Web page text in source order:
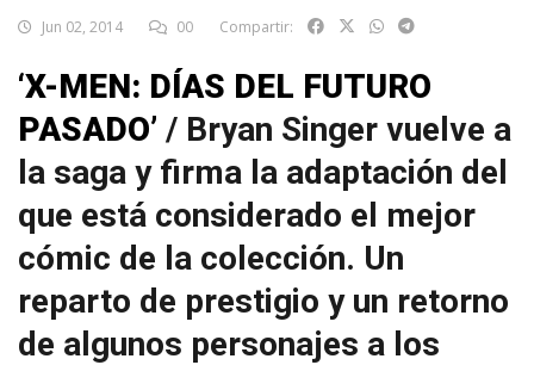
Jun 02, 2014 00 Compartir:
‘X-MEN: DÍAS DEL FUTURO
PASADO’ / Bryan Singer vuelve a
la saga y firma la adaptación del
que está considerado el mejor
cómic de la colección. Un
reparto de prestigio y un retorno
de algunos personajes a los